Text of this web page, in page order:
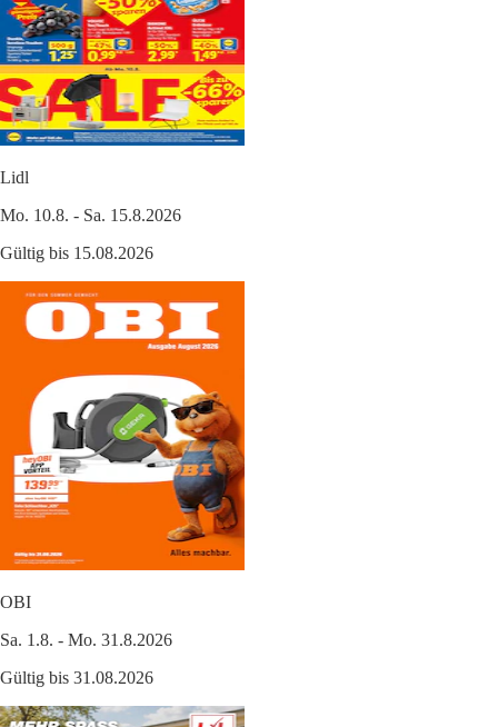
Lidl
Mo. 10.8. - Sa. 15.8.2026
Gültig bis 15.08.2026
OBI
Sa. 1.8. - Mo. 31.8.2026
Gültig bis 31.08.2026